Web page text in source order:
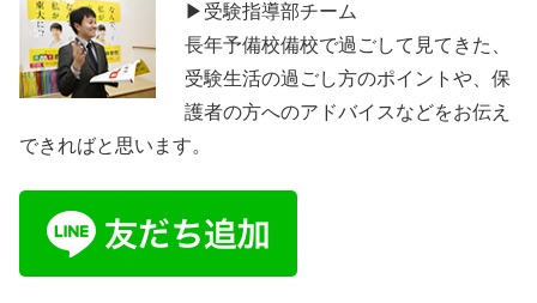
▶受験指導部チーム
長年予備校備校で過ごして見てきた、
受験生活の過ごし方のポイントや、保
護者の方へのアドバイスなどをお伝え
できればと思います。